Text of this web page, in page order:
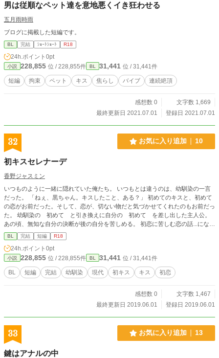
男は従順なペット達を意地悪くイき狂わせる
五月雨時雨
ブログに掲載した短編です。
BL 完結 ｼｮｰﾄｼｮｰﾄ R18
24h.ポイント 0pt
小説 228,855 位 / 228,855件 BL 31,441 位 / 31,441件
短編 拘束 ペット キス 焦らし バイブ 連続絶頂
感想数 0
文字数 1,669
最終更新日 2021.07.01
登録日 2021.07.01
32 お気に入り追加 10
初キスセレナーデ
香野ジャスミン
いつものように一緒に隠れていた俺たち。 いつもとは違うのは、幼馴染の一言
だった。 「ねぇ、黒ちゃん。キスしたこと、ある？」 初めてのキスと、初めて
の恋がお前だった。そして、恋が、切ない物だと気づかせてくれたのもお前だっ
た。 幼馴染の 初めて と引き換えに自分の 初めて を差し出した主人公。
あの頃、無知な自分の決断が後の自分を苦しめる。 初恋に苦しむ恋の話...になれ
ばいいな。 当作品は、エブリスタでも同時公開してます。 短編ですが、ご希望
により続編を書くかと。
BL 完結 短編 R18
24h.ポイント 0pt
小説 228,855 位 / 228,855件 BL 31,441 位 / 31,441件
BL 短編 完結 幼馴染 現代 初キス キス 初恋
感想数 0
文字数 1,467
最終更新日 2019.06.01
登録日 2019.06.01
33 お気に入り追加 13
鍵はアナルの中